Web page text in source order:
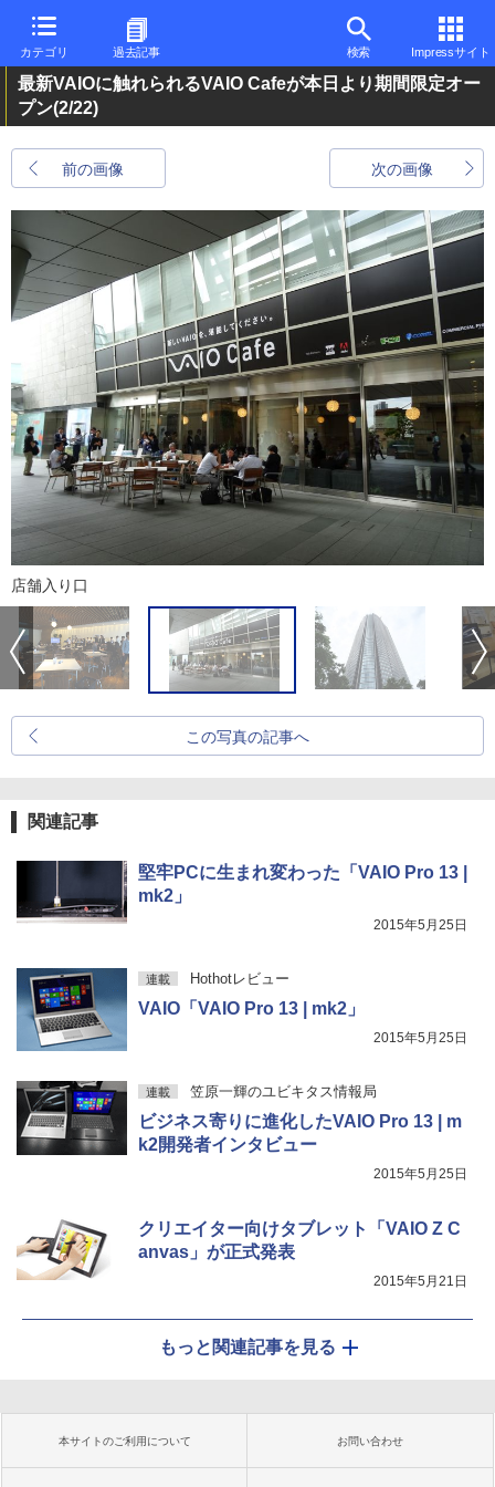
カテゴリ 過去記事 検索 Impressサイト
最新VAIOに触れられるVAIO Cafeが本日より期間限定オー
プン(2/22)
前の画像 次の画像
店舗入り口
この写真の記事へ
関連記事
堅牢PCに生まれ変わった「VAIO Pro 13 |
mk2」
2015年5月25日
連載 Hothotレビュー
VAIO「VAIO Pro 13 | mk2」
2015年5月25日
連載 笠原一輝のユビキタス情報局
ビジネス寄りに進化したVAIO Pro 13 | m
k2開発者インタビュー
2015年5月25日
クリエイター向けタブレット「VAIO Z C
anvas」が正式発表
2015年5月21日
もっと関連記事を見る
本サイトのご利用について お問い合わせ